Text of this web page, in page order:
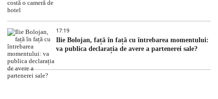
17:19
Ilie Bolojan, față în față cu întrebarea momentului:
va publica declarația de avere a partenerei sale?